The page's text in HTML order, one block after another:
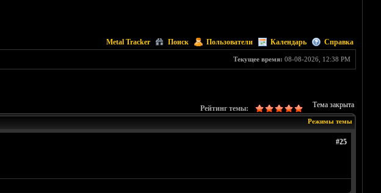
Metal Tracker Поиск Пользователи Календарь Справка
Текущее время: 08-08-2026, 12:38 PM
Тема закрыта
Рейтинг темы:
Режимы темы
#25